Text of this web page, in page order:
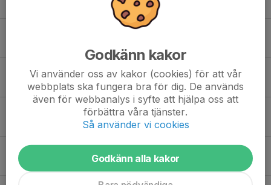
0
Sista kvalseriematchen
27 mar 2023 0
27 mar 2023 0
23 mar 2023 0
Godkänn kakor
Vi använder oss av kakor (cookies) för att vår
webbplats ska fungera bra för dig. De används
även för webbanalys i syfte att hjälpa oss att
förbättra våra tjänster.
Så använder vi cookies
Godkänn alla kakor